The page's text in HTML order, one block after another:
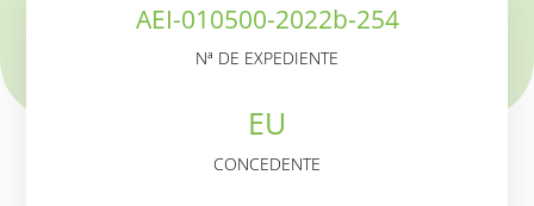
AEI-010500-2022b-254
Nª DE EXPEDIENTE
EU
CONCEDENTE